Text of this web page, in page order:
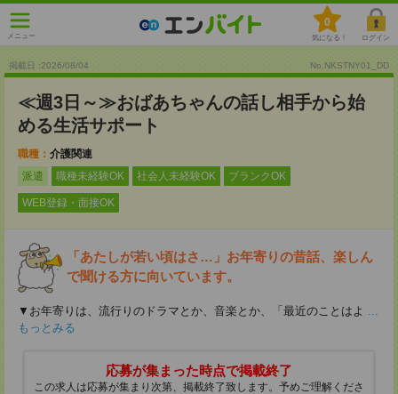
メニュー
0
気になる！ ログイン
掲載日 :2026/08/04 No.NKSTNY01_DD
≪週3日～≫おばあちゃんの話し相手から始
める生活サポート
職種： 介護関連
派遣
職種未経験OK 社会人未経験OK ブランクOK
WEB登録・面接OK
「あたしが若い頃はさ…」お年寄りの昔話、楽しん
で聞ける方に向いています。
▼お年寄りは、流行りのドラマとか、音楽とか、「最近のことはよ ...
もっとみる
応募が集まった時点で掲載終了
この求人は応募が集まり次第、掲載終了致します。予めご理解くださ